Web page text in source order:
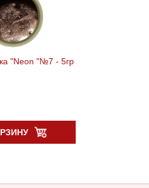
"Neon "№7 - 5гр